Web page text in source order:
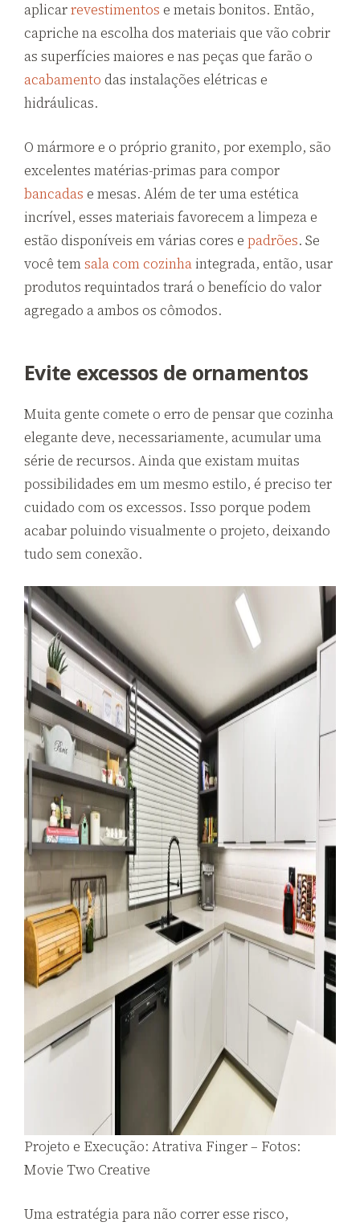
aplicarrevestimentos e metais bonitos. Então,
capriche na escolha dos materiais que vão cobrir
as superfícies maiores e nas peças que farão o
acabamento das instalações elétricas e
hidráulicas.
O mármore e o próprio granito, por exemplo, são
excelentes matérias-primas para compor
bancadas e mesas. Além de ter uma estética
incrível, esses materiais favorecem a limpeza e
estão disponíveis em várias cores e padrões. Se
você temsala com cozinha integrada, então, usar
produtos requintados trará o benefício do valor
agregado a ambos os cômodos.
Evite excessos de ornamentos
Muita gente comete o erro de pensar que cozinha
elegante deve, necessariamente, acumular uma
série de recursos. Ainda que existam muitas
possibilidades em um mesmo estilo, é preciso ter
cuidado com os excessos. Isso porque podem
acabar poluindo visualmente o projeto, deixando
tudo sem conexão.
Projeto e Execução: Atrativa Finger – Fotos:
Movie Two Creative
Uma estratégia para não correr esse risco,